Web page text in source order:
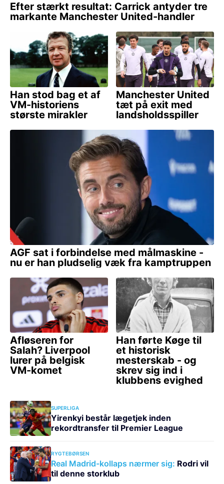
SUPERLIGA
Yirenkyi består lægetjek inden
rekordtransfer til Premier League
RYGTEBØRSEN
Real Madrid-kollaps nærmer sig: Rodri vil
til denne storklub